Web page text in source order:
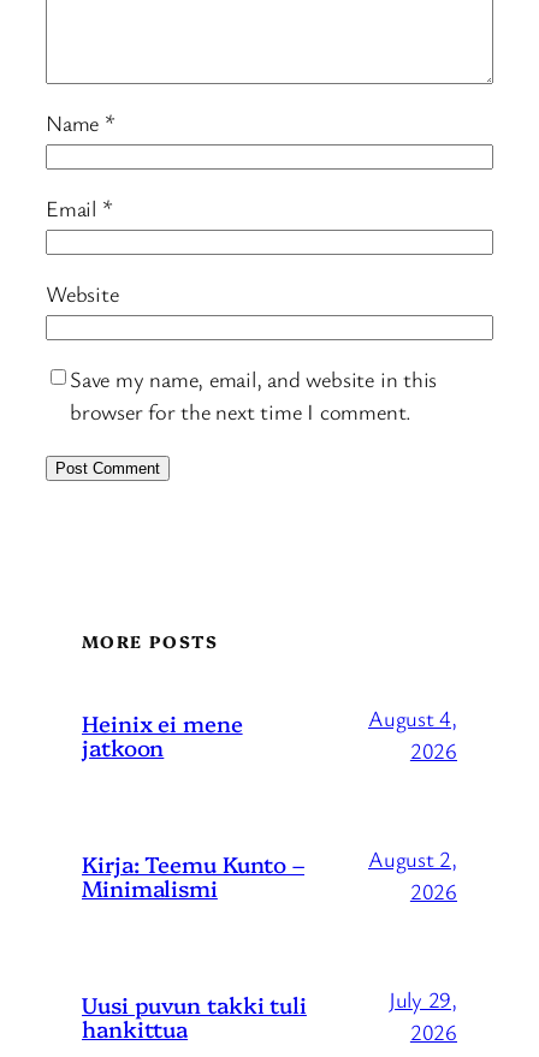
Name *
Email *
Website
Save my name, email, and website in this
browser for the next time I comment.
MORE POSTS
Heinix ei mene
jatkoon
August 4,
2026
Kirja: Teemu Kunto –
Minimalismi
August 2,
2026
Uusi puvun takki tuli
hankittua
July 29,
2026